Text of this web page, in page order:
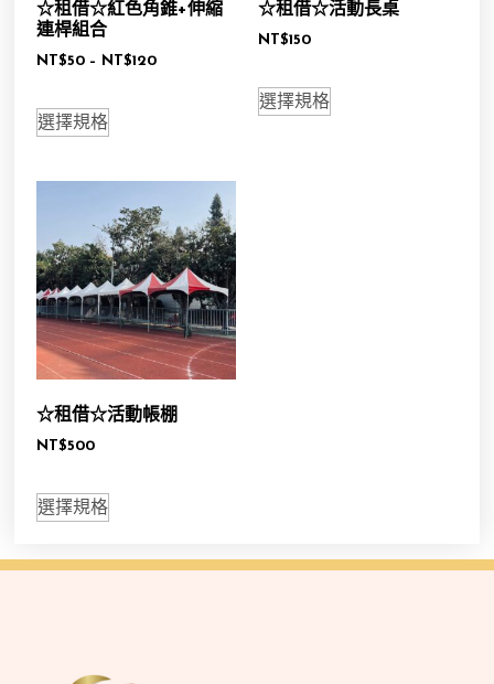
☆租借☆紅色角錐+伸縮
連桿組合
NT$50 – NT$120
選擇規格
☆租借☆活動長桌
NT$150
選擇規格
☆租借☆活動帳棚
NT$500
選擇規格